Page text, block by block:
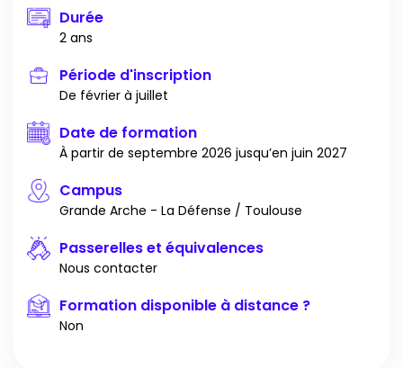
Durée
2 ans
Période d'inscription
De février à juillet
Date de formation
À partir de septembre 2026 jusqu’en juin 2027
Campus
Grande Arche - La Défense / Toulouse
Passerelles et équivalences
Nous contacter
Formation disponible à distance ?
Non